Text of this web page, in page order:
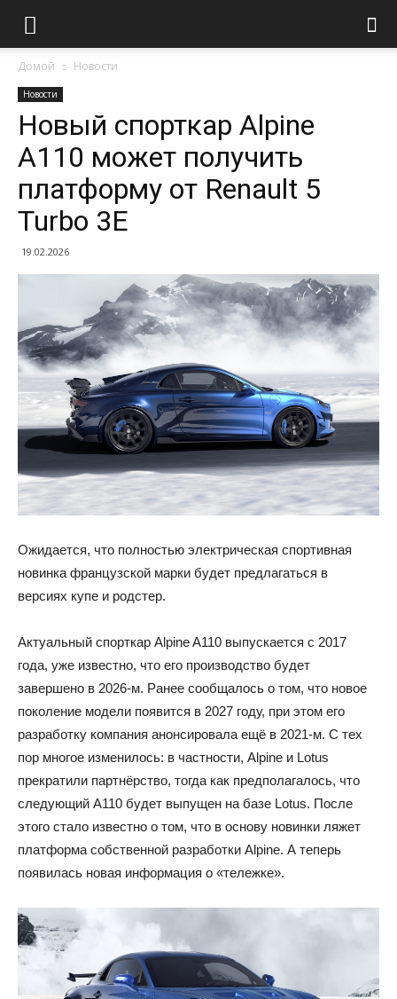
Домой Новости
Новости
Новый спорткар Alpine
A110 может получить
платформу от Renault 5
Turbo 3E
19.02.2026
Ожидается, что полностью электрическая спортивная
новинка французской марки будет предлагаться в
версиях купе и родстер.
Актуальный спорткар Alpine A110 выпускается с 2017
года, уже известно, что его производство будет
завершено в 2026-м. Ранее сообщалось о том, что новое
поколение модели появится в 2027 году, при этом его
разработку компания анонсировала ещё в 2021-м. С тех
пор многое изменилось: в частности, Alpine и Lotus
прекратили партнёрство, тогда как предполагалось, что
следующий A110 будет выпущен на базе Lotus. После
этого стало известно о том, что в основу новинки ляжет
платформа собственной разработки Alpine. А теперь
появилась новая информация о «тележке».